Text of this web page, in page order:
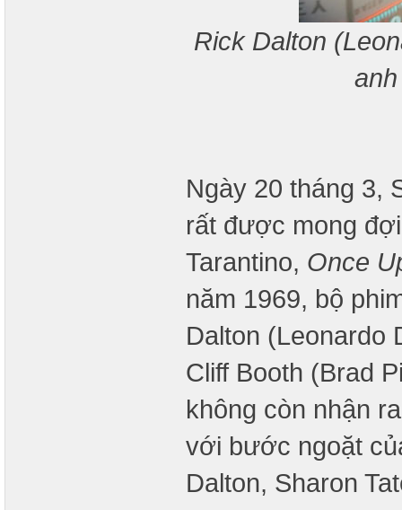
Rick Dalton
Ngày 20 tháng 3,
rất được mong
Tarantino, Once
năm 1969, bộ
Dalton (Leonardo
Cliff Booth (Brad
không còn nhận
với bước ngoặt
Dalton, Sharon